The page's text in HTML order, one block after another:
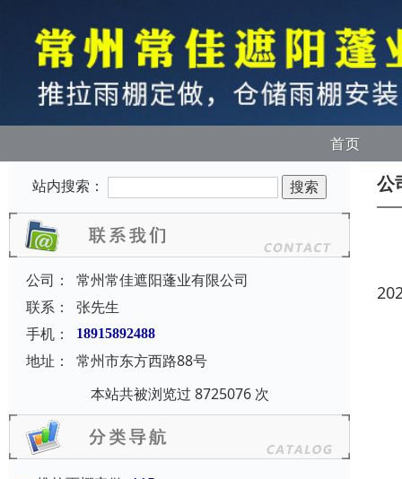
首页
站内搜索：
公司：
常州常佳遮阳蓬业有限公司
联系：
张先生
手机：
18915892488
地址：
常州市东方西路88号
本站共被浏览过 8725076 次
公